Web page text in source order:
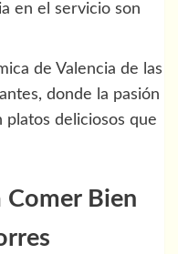
en el servicio son
de Valencia de las
donde la pasión
deliciosos que
Comer Bien